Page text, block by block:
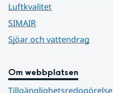
Luftkvalitet
SIMAIR
Sjöar och vattendrag
Om webbplatsen
Tillgänglighetsredogörelse